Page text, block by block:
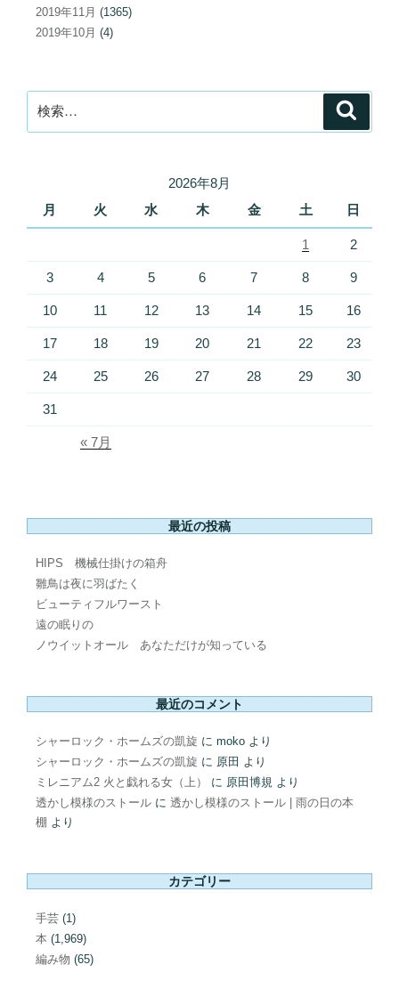
2019年11月 (1365)
2019年10月 (4)
索:
2026年8月
月
火 水 木 金 土 日
1 2
3 4 5 6 7 8 9
10 11 12 13 14 15 16
17 18 19 20 21 22 23
24 25 26 27 28 29 30
31
« 7月
最近の投稿
HIPS 機械仕掛けの箱舟
雛鳥は夜に羽ばたく
ビューティフルワースト
遠の眠りの
ノウイットオール あなただけが知っている
最近のコメント
シャーロック・ホームズの凱旋 に moko より
シャーロック・ホームズの凱旋 に 原田 より
ミレニアム2 火と戯れる女（上）
に 原田博規 より
透かし模様のストール に 透かし模様のストール | 雨の日の本
棚 より
カテゴリー
手芸 (1)
本 (1,969)
編み物 (65)